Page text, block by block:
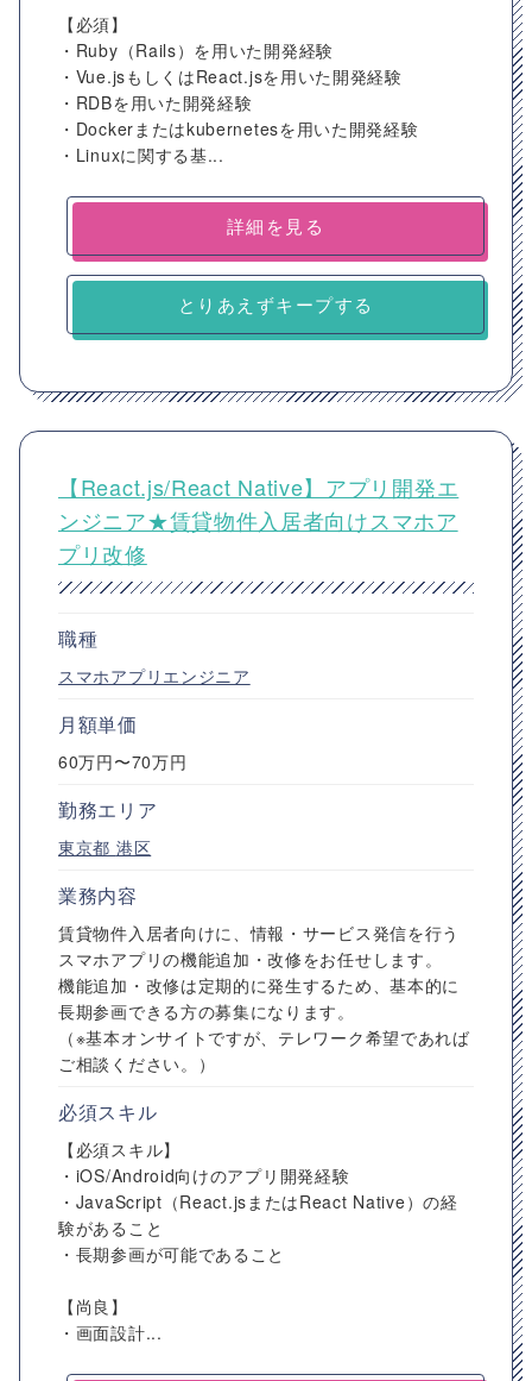
【必須】
・Ruby（Rails）を用いた開発経験
・Vue.jsもしくはReact.jsを用いた開発経験
・RDBを用いた開発経験
・Dockerまたはkubernetesを用いた開発経験
・Linuxに関する基...
詳細を見る
とりあえずキープする
【React.js/React Native】アプリ開発エ
ンジニア★賃貸物件入居者向けスマホア
プリ改修
職種
スマホアプリエンジニア
月額単価
60万円〜70万円
勤務エリア
東京都 港区
業務内容
賃貸物件入居者向けに、情報・サービス発信を行う
スマホアプリの機能追加・改修をお任せします。
機能追加・改修は定期的に発生するため、基本的に
長期参画できる方の募集になります。
（※基本オンサイトですが、テレワーク希望であれば
ご相談ください。）
必須スキル
【必須スキル】
・iOS/Android向けのアプリ開発経験
・JavaScript（React.jsまたはReact Native）の経
験があること
・長期参画が可能であること
【尚良】
・画面設計...